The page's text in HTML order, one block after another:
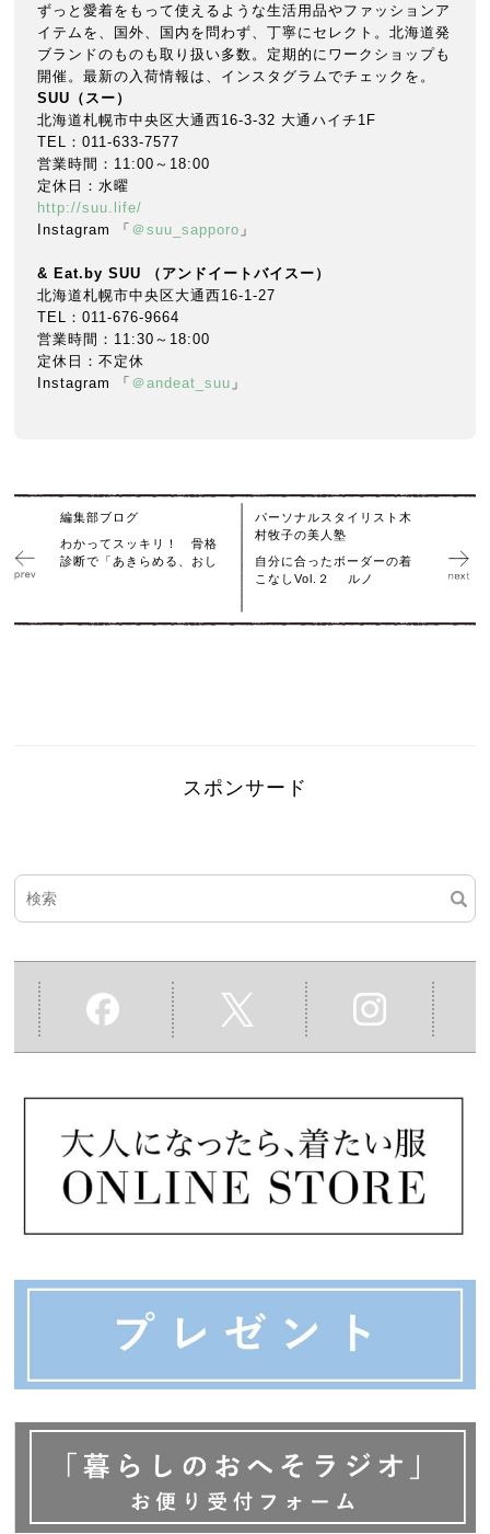
ずっと愛着をもって使えるような生活用品やファッションア
イテムを、国外、国内を問わず、丁寧にセレクト。北海道発
ブランドのものも取り扱い多数。定期的にワークショップも
開催。最新の入荷情報は、インスタグラムでチェックを。
SUU（スー）
北海道札幌市中央区大通西16-3-32 大通ハイチ1F
TEL：011-633-7577
営業時間：11:00～18:00
定休日：水曜
http://suu.life/
Instagram 「 ＠suu_sapporo 」
& Eat.by SUU （アンドイートバイスー）
北海道札幌市中央区大通西16-1-27
TEL：011-676-9664
営業時間：11:30～18:00
定休日：不定休
Instagram 「 ＠andeat_suu 」
編集部ブログ
わかってスッキリ！ 骨格
診断で「あきらめる、おし
パーソナルスタイリスト木
村牧子の美人塾
自分に合ったボーダーの着
こなしVol.２ ルノ
スポンサード